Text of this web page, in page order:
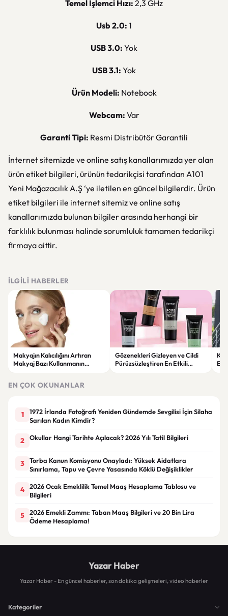
Temel İşlemci Hızı: 2,3 GHz
Usb 2.0: 1
USB 3.0: Yok
USB 3.1: Yok
Ürün Modeli: Notebook
Webcam: Var
Garanti Tipi: Resmi Distribütör Garantili
İnternet sitemizde ve online satış kanallarımızda yer alan
ürün etiket bilgileri, ürünün tedarikçisi tarafından A101
Yeni Mağazacılık A.Ş ‘ye iletilen en güncel bilgilerdir. Ürün
etiket bilgileri ile internet sitemiz ve online satış
kanallarımızda bulunan bilgiler arasında herhangi bir
farklılık bulunması halinde sorumluluk tamamen tedarikçi
firmaya aittir.
İLGILI HABERLER
Makyajın Kalıcılığını Artıran
Makyaj Bazı Kullanmanın
Gözenekleri Gizleyen ve Cildi
Pürüzsüzleştiren En Etkili
EN ÇOK OKUNANLAR
1
1972 İrlanda Fotoğrafı Yeniden Gündemde Sevgilisi İçin Silaha
Sarılan Kadın Kimdir?
2 Okullar Hangi Tarihte Açılacak? 2026 Yılı Tatil Bilgileri
3
Torba Kanun Komisyonu Onayladı: Yüksek Aidatlara
Sınırlama, Tapu ve Çevre Yasasında Köklü Değişiklikler
4
2026 Ocak Emeklilik Temel Maaş Hesaplama Tablosu ve
Bilgileri
5
2026 Emekli Zammı: Taban Maaş Bilgileri ve 20 Bin Lira
Ödeme Hesaplama!
Yazar Haber
Yazar Haber - En güncel haberler, son dakika gelişmeleri, video haberler
Kategoriler